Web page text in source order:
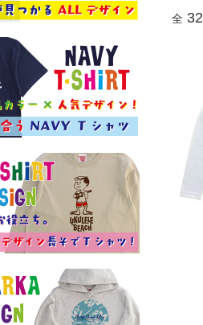
全